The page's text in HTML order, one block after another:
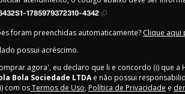
1785979372310-4342
foram preenchidas automaticamente? Clique aqui
possui acréscimo.
agora', eu declaro que li e concordo (i) que
Bola Sociedade LTDAe não possui
com osTermos de Uso, Política de Privacidade e